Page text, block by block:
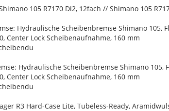
105 R7170 Di2, 12fach // Shimano 105
Hydraulische Scheibenbremse Shimano 105,
Center Lock Scheibenaufnahme, 160 mm
Hydraulische Scheibenbremse Shimano 105,
Center Lock Scheibenaufnahme, 160 mm
R3 Hard-Case Lite, Tubeless-Ready,